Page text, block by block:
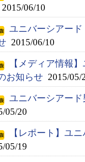
2015/06/10
ユニバーシアー
2015/06/10
【メディア情報
お知らせ 2015/05/
ユニバーシアー
05/20
【レポート】ユ
05/19